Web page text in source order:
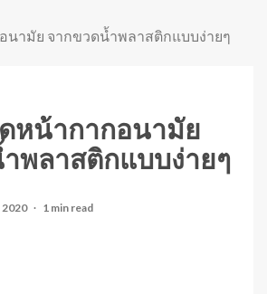
นามัย จากขวดน้ำพลาสติกแบบง่ายๆ
หน้ากากอนามัย
พลาสติกแบบง่ายๆ
2020 1 min read